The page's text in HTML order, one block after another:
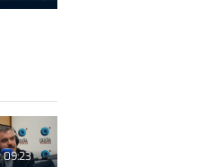
09:23